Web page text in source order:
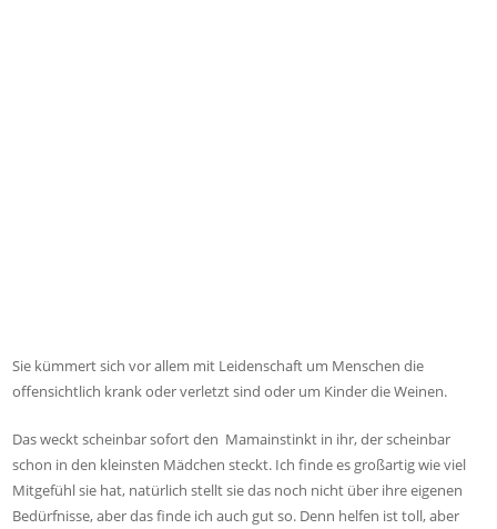
Sie kümmert sich vor allem mit Leidenschaft um Menschen die
offensichtlich krank oder verletzt sind oder um Kinder die Weinen.
Das weckt scheinbar sofort den Mamainstinkt in ihr, der scheinbar
schon in den kleinsten Mädchen steckt. Ich finde es großartig wie viel
Mitgefühl sie hat, natürlich stellt sie das noch nicht über ihre eigenen
Bedürfnisse, aber das finde ich auch gut so. Denn helfen ist toll, aber